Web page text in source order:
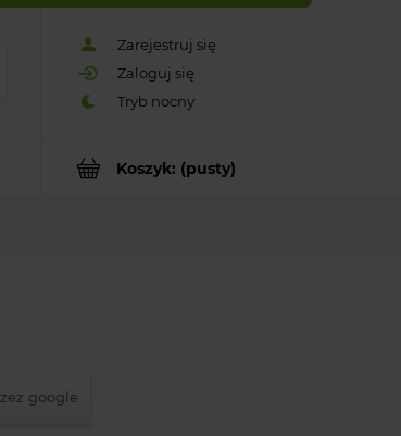
Zarejestruj się
Zaloguj się
Koszyk: (pusty)
google